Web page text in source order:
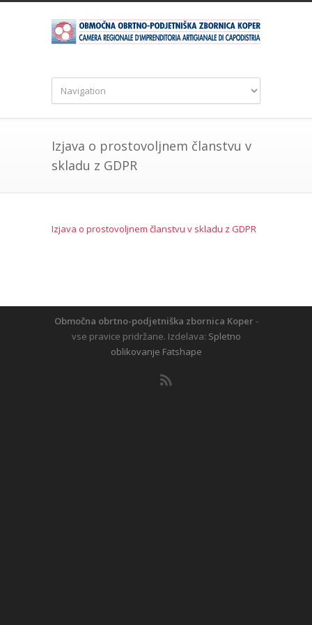
Izjava o prostovoljnem članstvu v
skladu z GDPR
Izjava o prostovoljnem članstvu v skladu z GDPR
Območna obrtno-podjetniška zbornica Koper -
vse pravice pridržane. Izdelava: Spletno
oblikovanje Fatshape